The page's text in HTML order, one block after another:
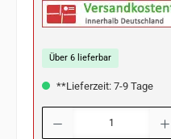
Über 6 lieferbar
**Lieferzeit: 7-9 Tage
Produkt Anzahl: Gib den